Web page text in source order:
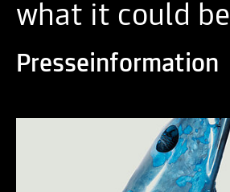
what it could be
Presseinformation